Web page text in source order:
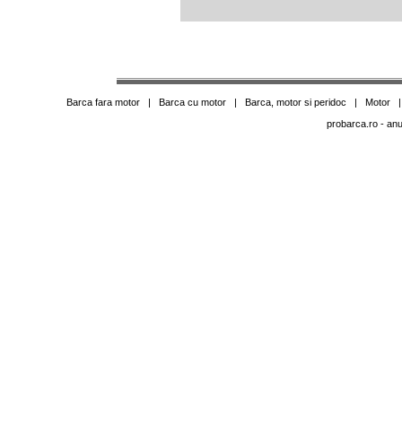
Barca fara motor| Barca cu motor| Barca, motor si peridoc | Motor
probarca.ro-